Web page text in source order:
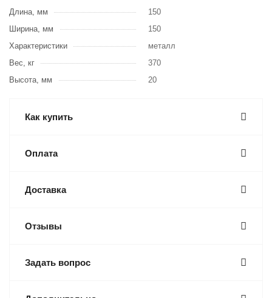
Длина, мм
150
Ширина, мм
150
Характеристики
металл
Вес, кг
370
Высота, мм
20
Как купить
Оплата
Доставка
Отзывы
Задать вопрос